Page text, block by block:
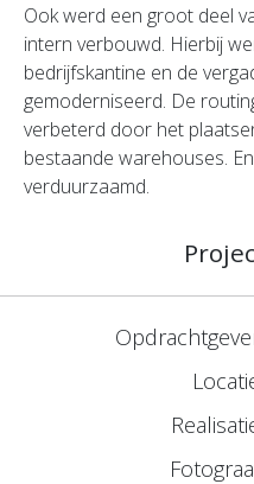
Ook werd een groot deel
intern verbouwd. Hierbij
bedrijfskantine en de
gemoderniseerd. De
verbeterd door het
bestaande warehouses.
verduurzaamd.